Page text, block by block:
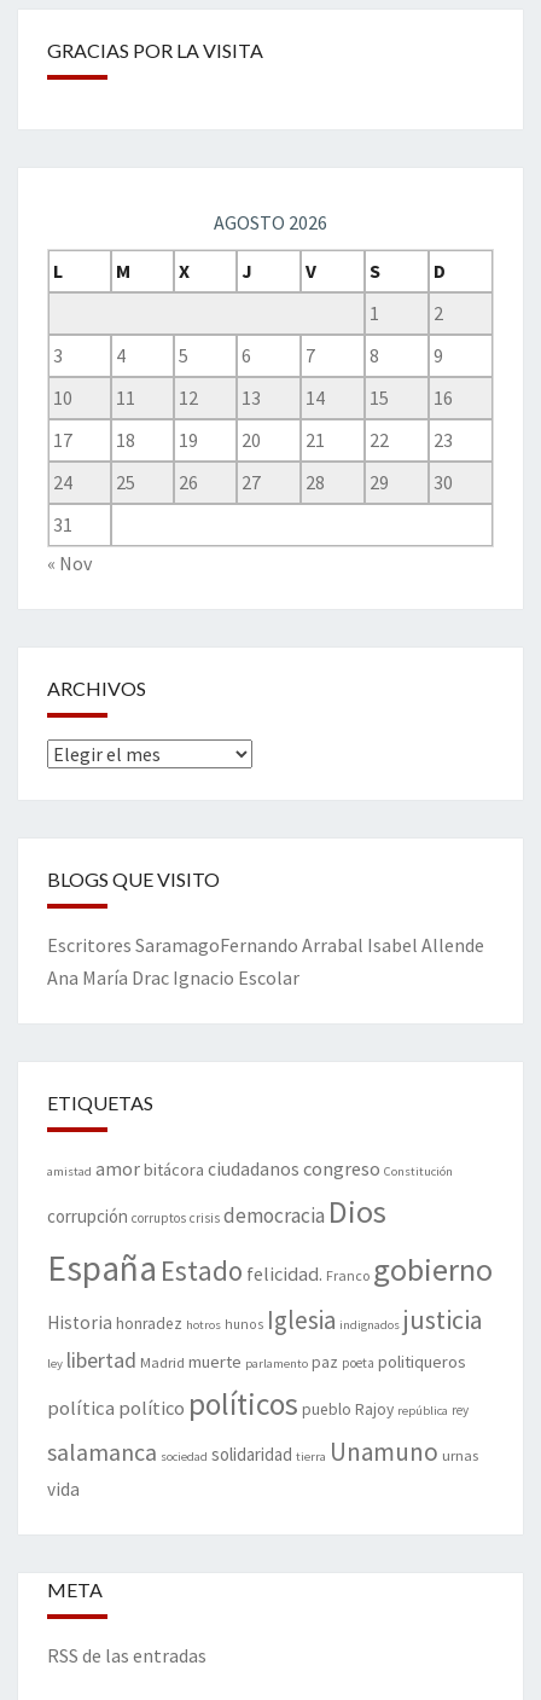
GRACIAS POR LA VISITA
AGOSTO 2026
L
M X J V S
D
1
2
3
4 5 6 7 8
9
10
11 12 13 14 15
16
17
18 19 20 21 22
23
24
25 26 27 28 29
30
31
« Nov
ARCHIVOS
Archivos
BLOGS QUE VISITO
Escritores SaramagoFernando Arrabal Isabel Allende
Ana María Drac Ignacio Escolar
ETIQUETAS
amistad amorbitácora ciudadanos congreso Constitución
corrupción corruptos crisis democracia Dios
España Estado felicidad. Franco gobierno
Historia honradez hotros hunos Iglesia indignados justicia
ley libertad Madrid muerte parlamento paz poeta politiqueros
política político políticos pueblo Rajoy república rey
salamanca sociedad solidaridad tierra Unamuno urnas
vida
META
RSS de las entradas